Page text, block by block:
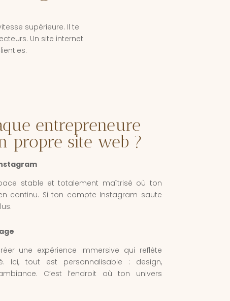
supérieure. Il te
Un site internet
entrepreneure
propre site web ?
stable et totalement maîtrisé où ton
continu. Si ton compte Instagram saute
une expérience immersive qui reflète
Ici, tout est personnalisable : design,
C’est l’endroit où ton univers